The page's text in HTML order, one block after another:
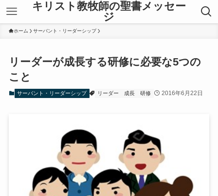
キリスト教牧師の聖書メッセー
ジ
ホーム サーバント・リーダーシップ
リーダーが成長する研修に必要な5つの
こと
サーバント・リーダーシップ リーダー 成長 研修 2016年6月22日